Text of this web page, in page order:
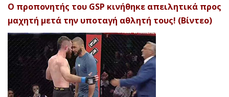
Ο προπονητής του GSP κινήθηκε απειλητικά προς
μαχητή μετά την υποταγή αθλητή τους! (Βίντεο)